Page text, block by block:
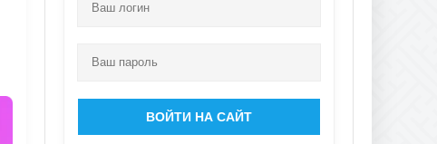
ВОЙТИ НА САЙТ